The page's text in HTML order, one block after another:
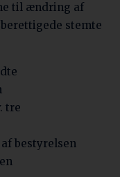
til ændring af
stemte
tre
bestyrelsen